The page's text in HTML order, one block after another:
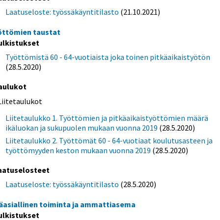
Laatuseloste: työssäkäyntitilasto (21.10.2021)
taustat
Työttömistä 60 - 64-vuotiaista joka toinen pitkäaikaistyötön
(28.5.2020)
Liitetaulukko 1. Työttömien ja pitkäaikaistyöttömien määrä
ikäluokan ja sukupuolen mukaan vuonna 2019 (28.5.2020)
Liitetaulukko 2. Työttömät 60 - 64-vuotiaat koulutusasteen ja
työttömyyden keston mukaan vuonna 2019 (28.5.2020)
Laatuseloste: työssäkäyntitilasto (28.5.2020)
toiminta ja ammattiasema